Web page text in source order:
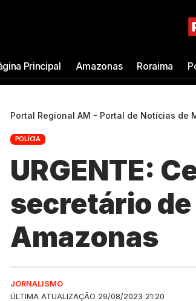
Principal Amazonas Roraima
Portal Regional AM - Portal de Notícias de
POLÍCIA
URGENTE:
secretário
Amazonas
ÚLTIMA ATUALIZAÇÃO 29/08/2023 21:20
JORNALISMO